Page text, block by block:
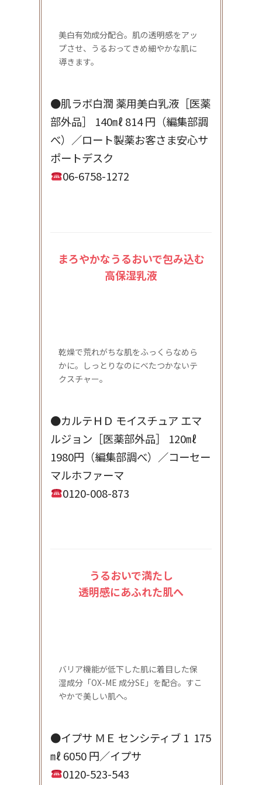
美白有効成分配合。肌の透明感をアッ
プさせ、うるおってきめ細やかな肌に
導きます。
●肌ラボ白潤 薬用美白乳液［医薬
部外品］ 140㎖ 814 円（編集部調
べ）／ロート製薬お客さま安心サ
ポートデスク
06-6758-1272
まろやかなうるおいで包み込む
高保湿乳液
乾燥で荒れがちな肌をふっくらなめら
かに。しっとりなのにべたつかないテ
クスチャー。
●カルテＨＤ モイスチュア エマ
ルジョン［医薬部外品］ 120㎖
1980円（編集部調べ）／コーセー
マルホファーマ
0120-008-873
うるおいで満たし
透明感にあふれた肌へ
バリア機能が低下した肌に着目した保
湿成分「OX-ME 成分SE」を配合。すこ
やかで美しい肌へ。
●イプサ ＭＥ センシティブ 1 175
㎖ 6050 円／イプサ
0120-523-543